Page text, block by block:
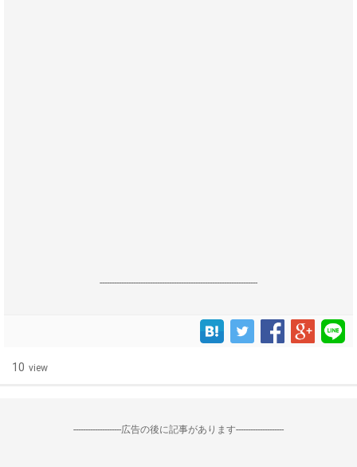
------------------------------------------------------------------
10 view
--------------------広告の後に記事があります--------------------